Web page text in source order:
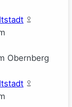
Obernberg